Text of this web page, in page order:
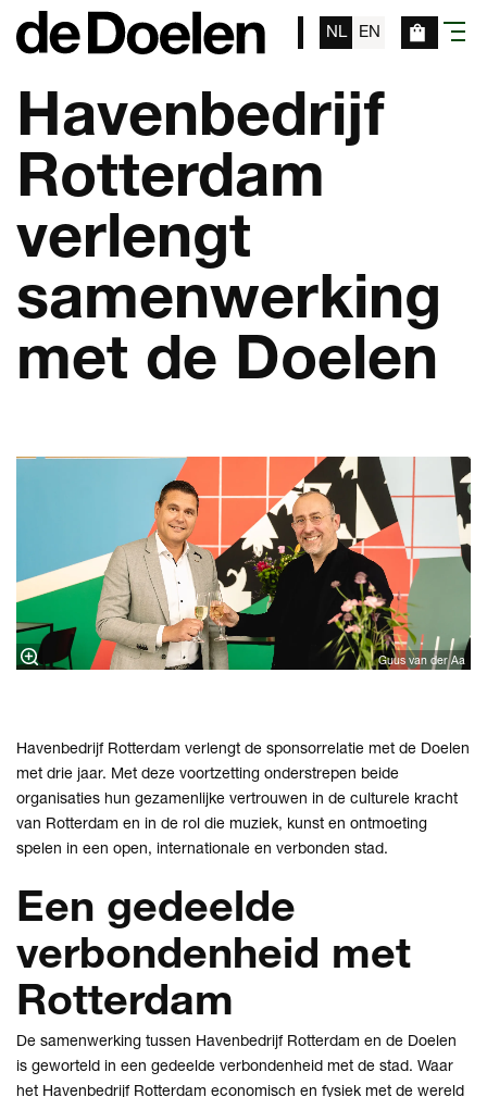
NL EN menu
Havenbedrijf
Rotterdam
verlengt
samenwerking
met de Doelen
Guus van der Aa
Havenbedrijf Rotterdam verlengt de sponsorrelatie met de Doelen
met drie jaar. Met deze voortzetting onderstrepen beide
organisaties hun gezamenlijke vertrouwen in de culturele kracht
van Rotterdam en in de rol die muziek, kunst en ontmoeting
spelen in een open, internationale en verbonden stad.
Een gedeelde
verbondenheid met
Rotterdam
De samenwerking tussen Havenbedrijf Rotterdam en de Doelen
is geworteld in een gedeelde verbondenheid met de stad. Waar
het Havenbedrijf Rotterdam economisch en fysiek met de wereld